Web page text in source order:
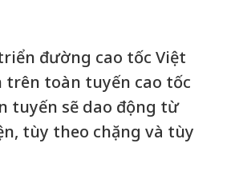
đường cao tốc Việt
trên toàn tuyến cao tốc
tuyến sẽ dao động từ
tùy theo chặng và tùy